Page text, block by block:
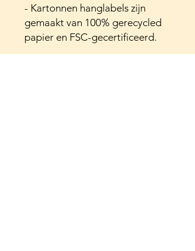
- Kartonnen hanglabels zijn
gemaakt van 100% gerecycled
papier en FSC-gecertificeerd.